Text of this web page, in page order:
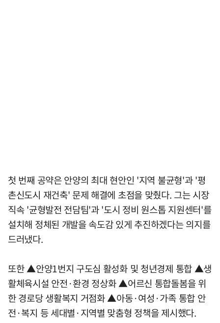
첫 번째 공약은 안양의 최대 현안인 '지역 불균형'과 '평
촌신도시 재건축' 문제 해결에 초점을 맞췄다. 그는 시장
직속 '균형발전 전담팀'과 '도시 정비 원스톱 지원센터'를
설치해 정체된 개발을 속도감 있게 추진하겠다는 의지를
드러냈다.
또한 ▲안양1번지 구도심 활성화 및 청년경제 통합 ▲생
활체육시설 안전·환경 정상화 ▲어르신 통합돌봄을 위
한 경로당 생활복지 거점화 ▲아동·여성·가족 통합 안
전·복지 등 세대별·지역별 맞춤형 정책을 제시했다.